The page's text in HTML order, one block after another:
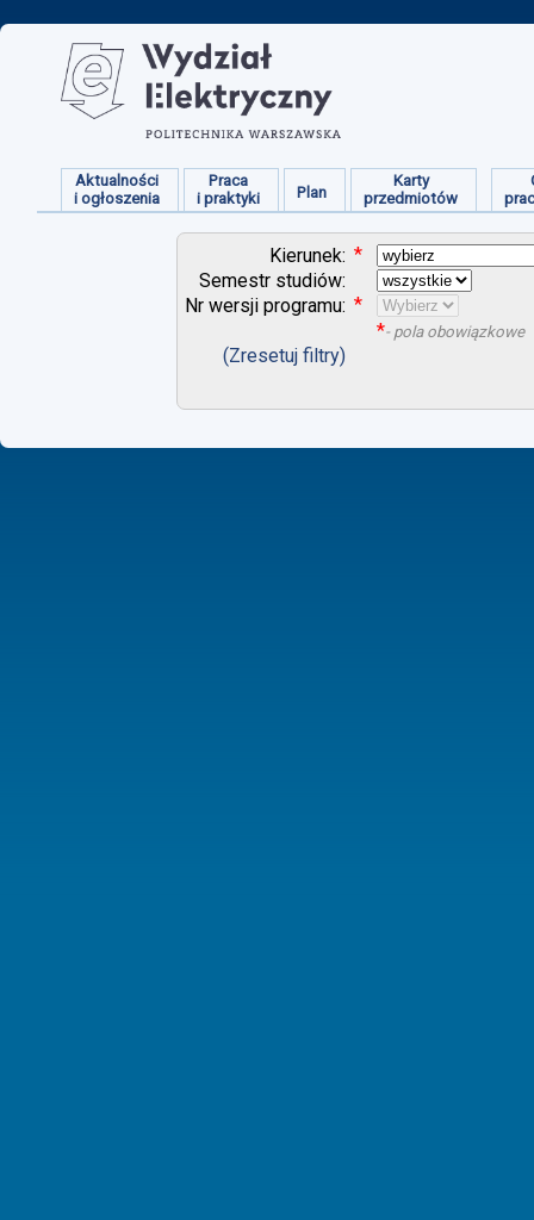
Aktualności
i ogłoszenia
Praca
i praktyki
Plan
Karty
przedmiotów
Kierunek: *
Semestr studiów:
Nr wersji programu: *
*- pola obowiązkowe
(Zresetuj filtry)